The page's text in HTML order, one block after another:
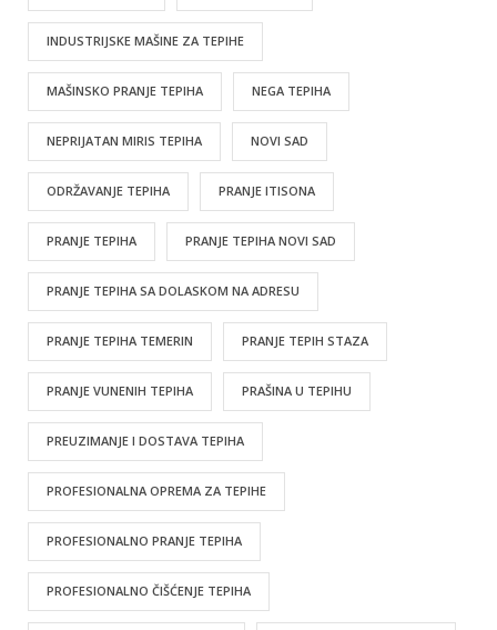
INDUSTRIJSKE MAŠINE ZA TEPIHE
MAŠINSKO PRANJE TEPIHA NEGA TEPIHA
NEPRIJATAN MIRIS TEPIHA NOVI SAD
ODRŽAVANJE TEPIHA PRANJE ITISONA
PRANJE TEPIHA PRANJE TEPIHA NOVI SAD
PRANJE TEPIHA SA DOLASKOM NA ADRESU
PRANJE TEPIHA TEMERIN PRANJE TEPIH STAZA
PRANJE VUNENIH TEPIHA PRAŠINA U TEPIHU
PREUZIMANJE I DOSTAVA TEPIHA
PROFESIONALNA OPREMA ZA TEPIHE
PROFESIONALNO PRANJE TEPIHA
PROFESIONALNO ČIŠĆENJE TEPIHA